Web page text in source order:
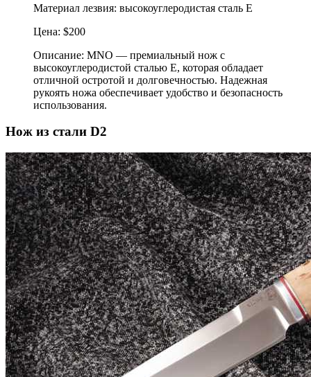
Материал лезвия: высокоуглеродистая сталь E
Цена: $200
Описание: MNO — премиальный нож с
высокоуглеродистой сталью E, которая обладает
отличной остротой и долговечностью. Надежная
рукоять ножа обеспечивает удобство и безопасность
использования.
Нож из стали D2